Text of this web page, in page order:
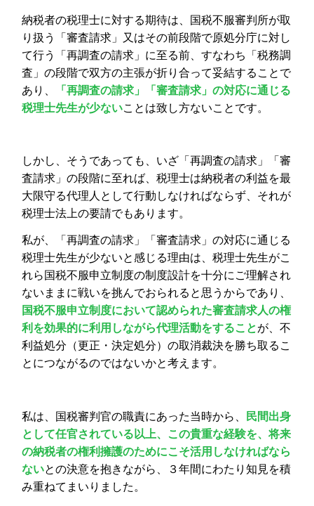
納税者の税理士に対する期待は、国税不服審判所が取
り扱う「審査請求」又はその前段階で原処分庁に対し
て行う「再調査の請求」に至る前、すなわち「税務調
査」の段階で双方の主張が折り合って妥結することで
あり、
「再調査の請求」「審査請求」の対応に通じる
税理士先生が少ないことは致し方ないことです。
しかし、そうであっても、いざ「再調査の請求」「審
査請求」の段階に至れば、税理士は納税者の利益を最
大限守る代理人として行動しなければならず、それが
税理士法上の要請でもあります。
私が、「再調査の請求」「審査請求」の対応に通じる
税理士先生が少ないと感じる理由は、税理士先生がこ
れら国税不服申立制度の制度設計を十分にご理解され
ないままに戦いを挑んでおられると思うからであり、
国税不服申立制度において認められた審査請求人の権
利を効果的に利用しながら代理活動をすることが、不
利益処分（更正・決定処分）の取消裁決を勝ち取るこ
とにつながるのではないかと考えます。
私は、国税審判官の職責にあった当時から、
民間出身
として任官されている以上、この貴重な経験を、将来
の納税者の権利擁護のためにこそ活用しなければなら
ないとの決意を抱きながら、３年間にわたり知見を積
み重ねてまいりました。